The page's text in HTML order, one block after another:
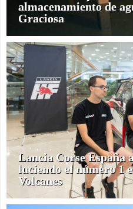
almacenamiento de
Graciosa
Lancia Corse España
luciendo el número 1
Volcanes